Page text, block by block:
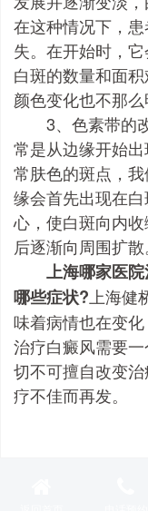
在这种情况下，
失。在开始时，
白斑的数量和面
颜色变化也不那么
3、色素带的改
常是从边缘开始
常肤色的斑点，
缘会首先出现在
心，使白斑向内
后逐渐向周围扩散
上海哪家医
哪些症状? 上海
味着病情也在变
治疗白癜风需要
切不可擅自改变
疗不佳而再发。